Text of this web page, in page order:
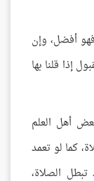
أفضل، وإن
إذا قلنا بها
أهل العلم
كما لو تعمد
الصلاة،